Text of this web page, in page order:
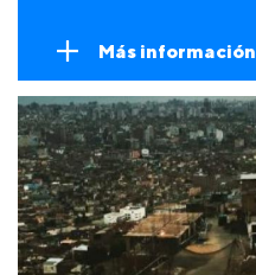
Más información